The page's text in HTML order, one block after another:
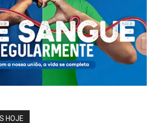
HOJE